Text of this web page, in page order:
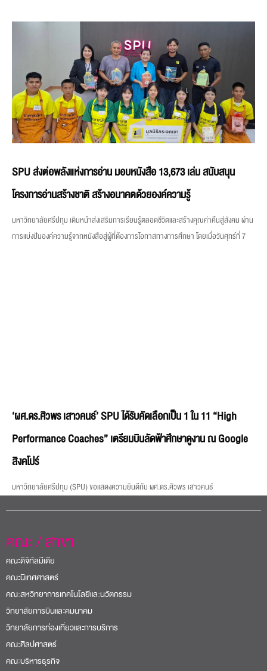
SPU ส่งต่อพลังแห่งการอ่าน มอบหนังสือ 13,673 เล่ม สนับสนุน
โครงการอ่านสร้างชาติ สร้างอนาคตด้วยองค์ความรู้
มหาวิทยาลัยศรีปทุม เดินหน้าส่งเสริมการเรียนรู้ตลอดชีวิตและสร้างคุณค่าคืนสู่สังคม ผ่าน
การแบ่งปันองค์ความรู้จากหนังสือสู่ผู้ที่ต้องการโอกาสทางการศึกษา โดยเมื่อวันศุกร์ที่ 7
‘ผศ.ดร.ศิวพร เสาวคนธ์’ SPU ได้รับคัดเลือกเป็น 1 ใน 11 “High
Performance Coaches” เตรียมบินลัดฟ้าศึกษาดูงาน ณ Google
สิงคโปร์
มหาวิทยาลัยศรีปทุม (SPU) ขอแสดงความยินดีกับ ผศ.ดร.ศิวพร เสาวคนธ์
คณะ / สาขา
คณะดิจิทัลมีเดีย
คณะนิเทศศาสตร์
คณะสหวิทยาการเทคโนโลยีและนวัตกรรม
วิทยาลัยการบินและคมนาคม
วิทยาลัยการท่องเที่ยวและการบริการ
คณะศิลปศาสตร์
คณะบริหารธุรกิจ